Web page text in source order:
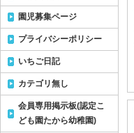
園児募集ページ
プライバシーポリシー
いちご日記
カテゴリ無し
会員専用掲示板(認定こ
ども園たから幼稚園)